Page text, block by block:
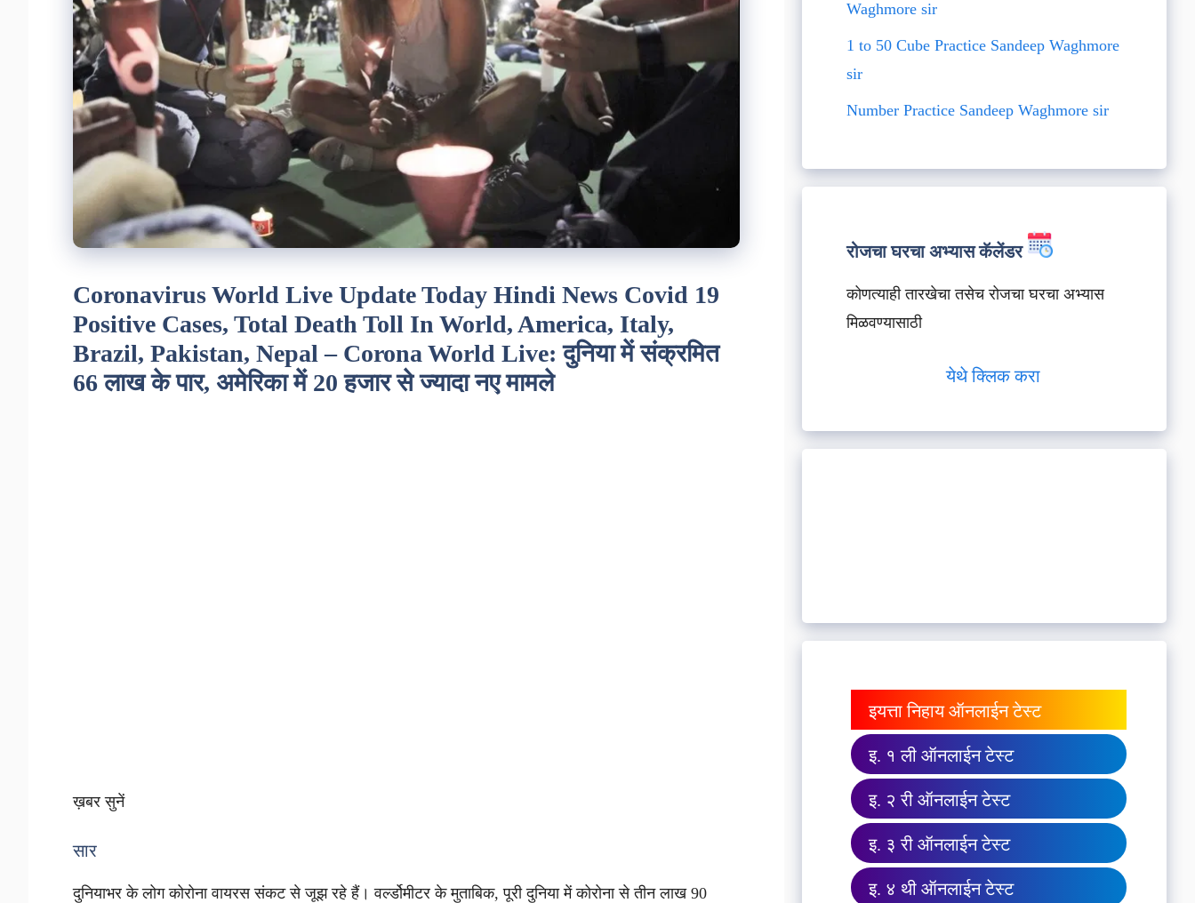
Coronavirus World Live Update Today Hindi News Covid 19
Positive Cases, Total Death Toll In World, America, Italy,
Brazil, Pakistan, Nepal – Corona World Live: दुनिया में संक्रमित
66 लाख के पार, अमेरिका में 20 हजार से ज्यादा नए मामले
ख़बर सुनें
सार
दुनियाभर के लोग कोरोना वायरस संकट से जूझ रहे हैं। वर्ल्डोमीटर के मुताबिक, पूरी दुनिया में कोरोना से तीन लाख 90
Waghmore sir
1 to 50 Cube Practice Sandeep Waghmore
sir
Number Practice Sandeep Waghmore sir
रोजचा घरचा अभ्यास कॅलेंडर
कोणत्याही तारखेचा तसेच रोजचा घरचा अभ्यास
मिळवण्यासाठी
येथे क्लिक करा
इयत्ता निहाय ऑनलाईन टेस्ट
इ. १ ली ऑनलाईन टेस्ट
इ. २ री ऑनलाईन टेस्ट
इ. ३ री ऑनलाईन टेस्ट
इ. ४ थी ऑनलाईन टेस्ट